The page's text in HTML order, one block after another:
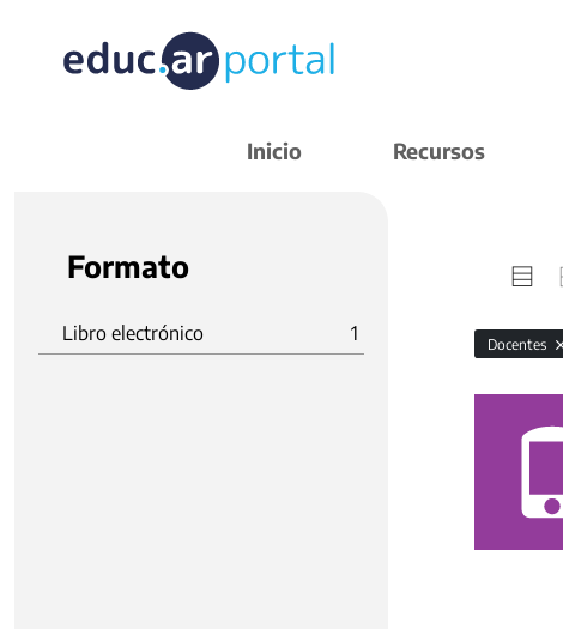
Inicio Recursos
Formato
Libro electrónico 1 Docentes